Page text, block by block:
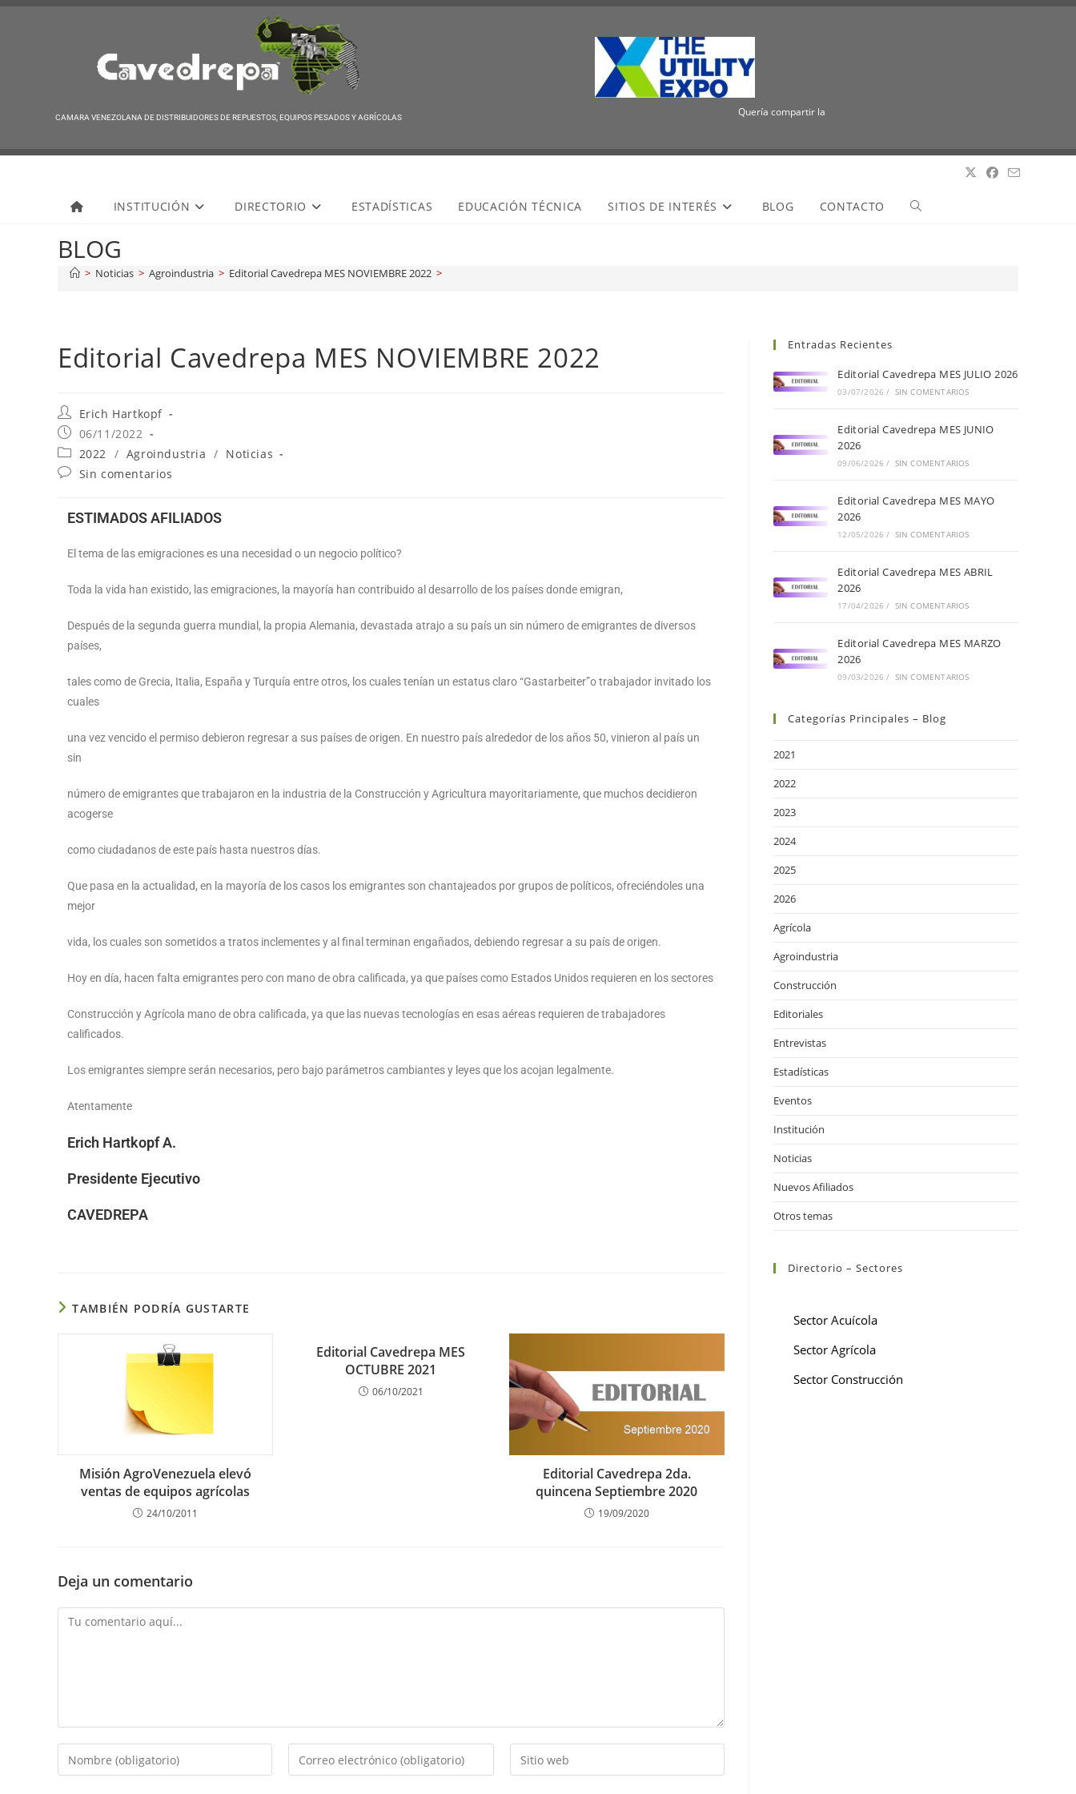
CAMARA VENEZOLANA DE DISTRIBUIDORES DE REPUESTOS, EQUIPOS PESADOS Y AGRÍCOLAS Quería compartir la emocionante noticia de que ICUEE tiene un nuevo
INSTITUCIÓN DIRECTORIO ESTADÍSTICAS EDUCACIÓN TÉCNICA SITIOS DE INTERÉS BLOG CONTACTO
BLOG
> Noticias > Agroindustria > Editorial Cavedrepa MES NOVIEMBRE 2022 >
Editorial Cavedrepa MES NOVIEMBRE 2022
Erich Hartkopf
06/11/2022
2022 / Agroindustria / Noticias
Sin comentarios
ESTIMADOS AFILIADOS
El tema de las emigraciones es una necesidad o un negocio político?
Toda la vida han existido, las emigraciones, la mayoría han contribuido al desarrollo de los países donde emigran,
Después de la segunda guerra mundial, la propia Alemania, devastada atrajo a su país un sin número de emigrantes de diversos
países,
tales como de Grecia, Italia, España y Turquía entre otros, los cuales tenían un estatus claro “Gastarbeiter”o trabajador invitado los
cuales
una vez vencido el permiso debieron regresar a sus países de origen. En nuestro país alrededor de los años 50, vinieron al país un
sin
número de emigrantes que trabajaron en la industria de la Construcción y Agricultura mayoritariamente, que muchos decidieron
acogerse
como ciudadanos de este país hasta nuestros días.
Que pasa en la actualidad, en la mayoría de los casos los emigrantes son chantajeados por grupos de políticos, ofreciéndoles una
mejor
vida, los cuales son sometidos a tratos inclementes y al final terminan engañados, debiendo regresar a su país de origen.
Hoy en día, hacen falta emigrantes pero con mano de obra calificada, ya que países como Estados Unidos requieren en los sectores
Construcción y Agrícola mano de obra calificada, ya que las nuevas tecnologías en esas aéreas requieren de trabajadores
calificados.
Los emigrantes siempre serán necesarios, pero bajo parámetros cambiantes y leyes que los acojan legalmente.
Atentamente
Erich Hartkopf A.
Presidente Ejecutivo
CAVEDREPA
TAMBIÉN PODRÍA GUSTARTE
Misión AgroVenezuela elevó
ventas de equipos agrícolas
24/10/2011
Editorial Cavedrepa MES
OCTUBRE 2021
06/10/2021
Editorial Cavedrepa 2da.
quincena Septiembre 2020
19/09/2020
Deja un comentario
Entradas Recientes
Editorial Cavedrepa MES JULIO 2026
03/07/2026 / SIN COMENTARIOS
Editorial Cavedrepa MES JUNIO
2026
09/06/2026 / SIN COMENTARIOS
Editorial Cavedrepa MES MAYO
2026
12/05/2026 / SIN COMENTARIOS
Editorial Cavedrepa MES ABRIL
2026
17/04/2026 / SIN COMENTARIOS
Editorial Cavedrepa MES MARZO
2026
09/03/2026 / SIN COMENTARIOS
Categorías Principales – Blog
2021
2022
2023
2024
2025
2026
Agrícola
Agroindustria
Construcción
Editoriales
Entrevistas
Estadísticas
Eventos
Institución
Noticias
Nuevos Afiliados
Otros temas
Directorio – Sectores
Sector Acuícola
Sector Agrícola
Sector Construcción